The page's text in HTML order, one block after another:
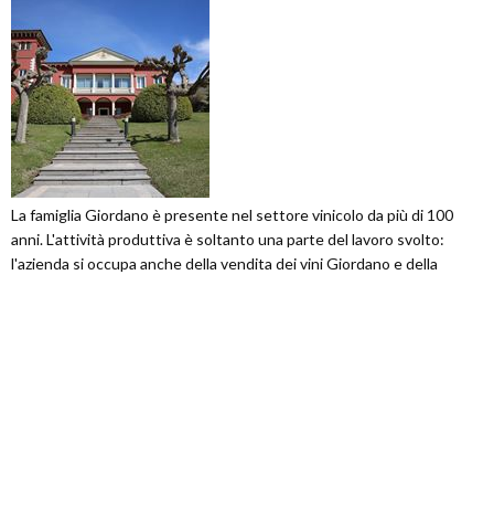
La famiglia Giordano è presente nel settore vinicolo da più di 100
anni. L'attività produttiva è soltanto una parte del lavoro svolto:
l'azienda si occupa anche della vendita dei vini Giordano e della